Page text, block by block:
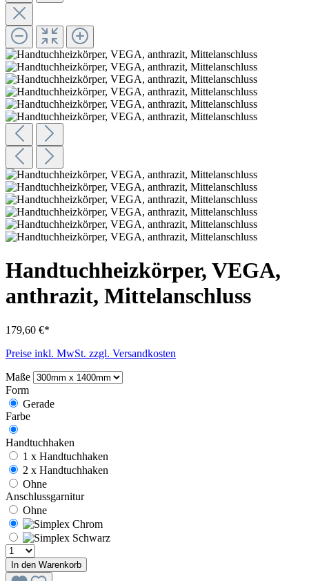
Handtuchheizkörper, VEGA,
anthrazit, Mittelanschluss
179,60 €*
Preise inkl. MwSt. zzgl. Versandkosten
Maße
Form
Gerade
Farbe
Handtuchhaken
1 x Handtuchhaken
2 x Handtuchhaken
Ohne
Anschlussgarnitur
Ohne
In den Warenkorb